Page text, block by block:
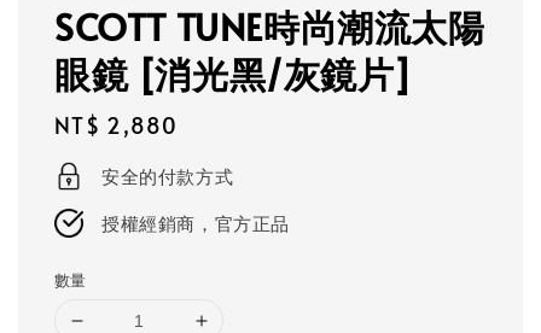
SCOTT TUNE時尚潮流太陽
眼鏡 [消光黑/灰鏡片]
Regular
price
NT$ 2,880
安全的付款方式
授權經銷商，官方正品
數量